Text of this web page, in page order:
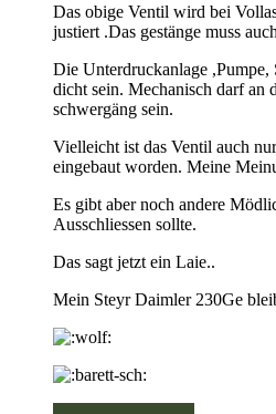
Das obige Ventil wird bei
justiert .Das gestänge muss
Die Unterdruckanlage ,Pumpe,
dicht sein. Mechanisch darf an
schwergäng sein.
Vielleicht ist das Ventil auch
eingebaut worden. Meine
Es gibt aber noch andere
Ausschliessen sollte.
Das sagt jetzt ein Laie..
Mein Steyr Daimler 230Ge